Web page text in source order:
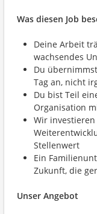
Was diesen Job
Deine Arbeit
wachsendes
Du
Tag an, nicht
Du bist Teil
Organisation
Wir
Stellenwert
Ein
Zukunft, die
Unser Angebot